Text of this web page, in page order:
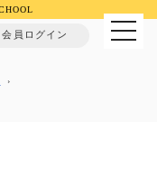
会員ログイン
MENU
›